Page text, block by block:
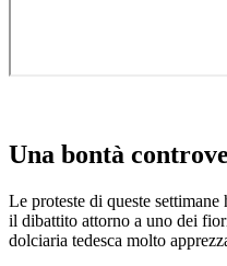
Una bontà
Le proteste di queste
il dibattito attorno a uno dei
dolciaria tedesca molto